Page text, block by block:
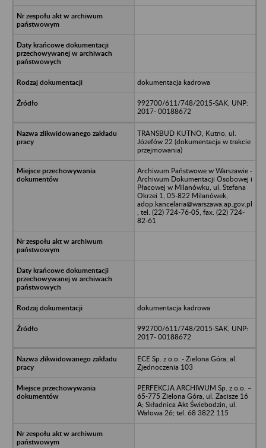
dokumentacja kadrowa
992700/611/748/2015-SAK, UNP:
2017- 00188672
TRANSBUD KUTNO, Kutno, ul.
Józefów 22 (dokumentacja w trakcie
przejmowania)
Archiwum Państwowe w Warszawie -
Archiwum Dokumentacji Osobowej i
Płacowej w Milanówku, ul. Stefana
Okrzei 1, 05-822 Milanówek,
adop.kancelaria@warszawa.ap.gov.pl
, tel. (22) 724-76-05, fax. (22) 724-
82-61
dokumentacja kadrowa
992700/611/748/2015-SAK, UNP:
2017- 00188672
ECE Sp. z o.o. - Zielona Góra, al.
Zjednoczenia 103
PERFEKCJA ARCHIWUM Sp. z o.o. –
65-775 Zielona Góra, ul. Zacisze 16
A; Składnica Akt Świebodzin, ul.
Wałowa 26; tel. 68 3822 115